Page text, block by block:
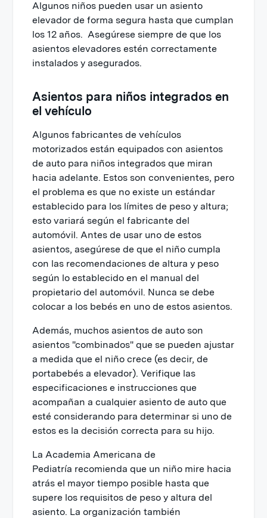
Algunos niños pueden usar un asiento
elevador de forma segura hasta que cumplan
los 12 años. Asegúrese siempre de que los
asientos elevadores estén correctamente
instalados y asegurados.
Asientos para niños integrados en
el vehículo
Algunos fabricantes de vehículos
motorizados están equipados con asientos
de auto para niños integrados que miran
hacia adelante. Estos son convenientes, pero
el problema es que no existe un estándar
establecido para los límites de peso y altura;
esto variará según el fabricante del
automóvil. Antes de usar uno de estos
asientos, asegúrese de que el niño cumpla
con las recomendaciones de altura y peso
según lo establecido en el manual del
propietario del automóvil. Nunca se debe
colocar a los bebés en uno de estos asientos.
Además, muchos asientos de auto son
asientos "combinados" que se pueden ajustar
a medida que el niño crece (es decir, de
portabebés a elevador). Verifique las
especificaciones e instrucciones que
acompañan a cualquier asiento de auto que
esté considerando para determinar si uno de
estos es la decisión correcta para su hijo.
La Academia Americana de
Pediatría recomienda que un niño mire hacia
atrás el mayor tiempo posible hasta que
supere los requisitos de peso y altura del
asiento. La organización también